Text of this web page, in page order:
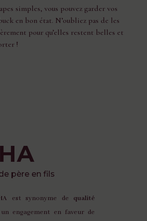
simples, vous pouvez garder vos
en bon état. N’oubliez pas de les
pour qu’elles restent belles et
!
père en fils
est synonyme de qualité
engagement en faveur de